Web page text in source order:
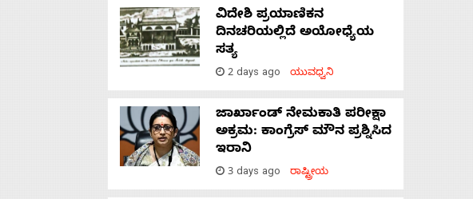
ವಿದೇಶಿ ಪ್ರಯಾಣಿಕನ
ದಿನಚರಿಯಲ್ಲಿದೆ ಅಯೋಧ್ಯೆಯ
ಸತ್ಯ
2 days ago ಯುವಧ್ವನಿ
ಜಾರ್ಖಾಂಡ್‌ ನೇಮಕಾತಿ ಪರೀಕ್ಷಾ
ಅಕ್ರಮ: ಕಾಂಗ್ರೆಸ್‌ ಮೌನ ಪ್ರಶ್ನಿಸಿದ
ಇರಾನಿ
3 days ago ರಾಷ್ಟ್ರೀಯ